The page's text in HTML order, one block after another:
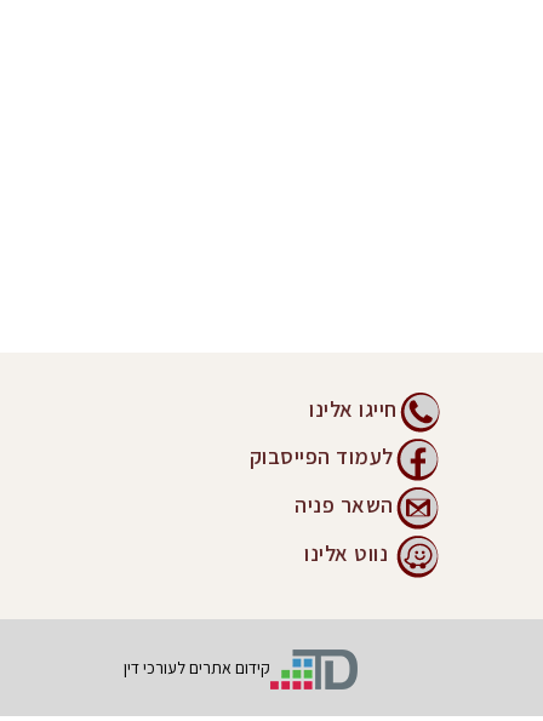
חייגו אלינו
לעמוד הפייסבוק
השאר פניה
נווט אלינו
קידום אתרים לעורכי דין